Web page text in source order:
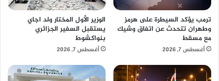
ترمب يؤكد السيطرة على هرمز
وطهران تتحدث عن اتفاق وشيك
مع مسقط
أغسطس 7, 2026
الوزير الأول المختار ولد اجاي
يستقبل السفير الجزائري
بنواكشوط
أغسطس 7, 2026